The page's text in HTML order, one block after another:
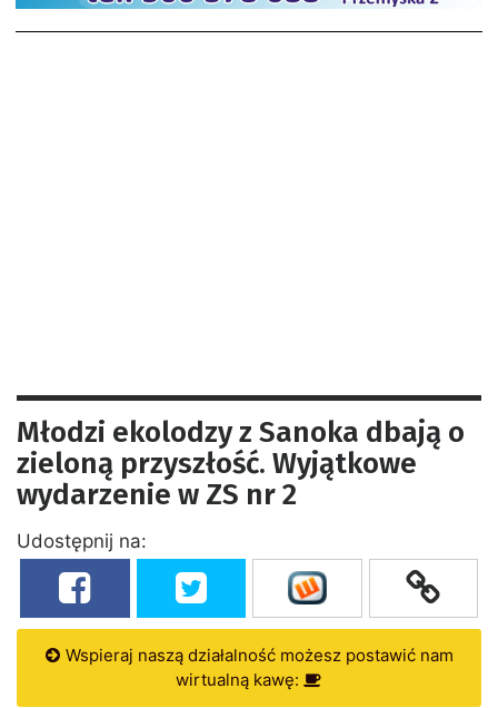
Młodzi ekolodzy z Sanoka dbają o
zieloną przyszłość. Wyjątkowe
wydarzenie w ZS nr 2
Udostępnij na:
Wspieraj naszą działalność możesz postawić nam
wirtualną kawę: